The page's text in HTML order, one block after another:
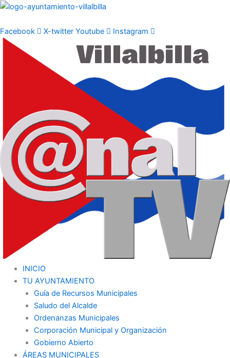
Ir
contenido
Facebook X-twitter Youtube Instagram
INICIO
TU AYUNTAMIENTO
Guía de Recursos Municipales
Saludo del Alcalde
Ordenanzas Municipales
Corporación Municipal y Organización
Gobierno Abierto
ÁREAS MUNICIPALES